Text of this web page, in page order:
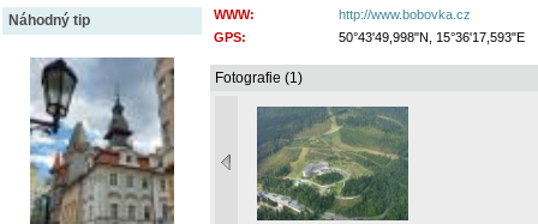
Náhodný tip
WWW:
http://www.bobovka.cz
GPS:
50°43'49,998"N, 15°36'17,593"E
Fotografie (1)